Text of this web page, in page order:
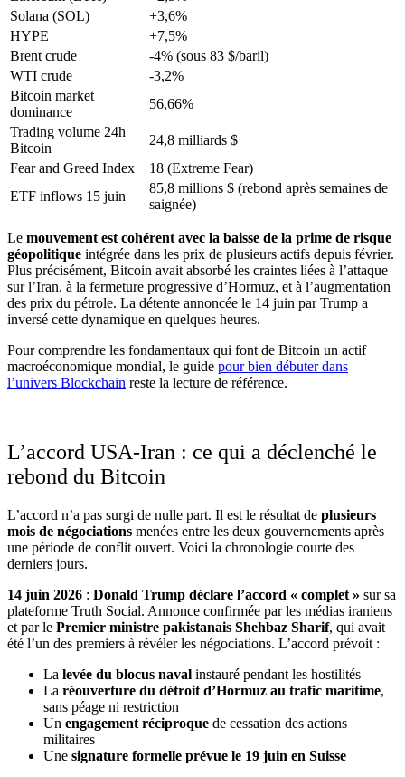
Solana (SOL)
+3,6%
HYPE
+7,5%
Brent crude
-4% (sous 83 $/baril)
WTI crude
-3,2%
Bitcoin market
dominance
56,66%
Trading volume 24h
Bitcoin
24,8 milliards $
Fear and Greed Index
18 (Extreme Fear)
ETF inflows 15 juin
85,8 millions $ (rebond après semaines de
saignée)
Le mouvement est cohérent avec la baisse de la prime de risque
géopolitique intégrée dans les prix de plusieurs actifs depuis février.
Plus précisément, Bitcoin avait absorbé les craintes liées à l’attaque
sur l’Iran, à la fermeture progressive d’Hormuz, et à l’augmentation
des prix du pétrole. La détente annoncée le 14 juin par Trump a
inversé cette dynamique en quelques heures.
Pour comprendre les fondamentaux qui font de Bitcoin un actif
macroéconomique mondial, le guide pour bien débuter dans
l’univers Blockchain reste la lecture de référence.
L’accord USA-Iran : ce qui a déclenché le
rebond du Bitcoin
L’accord n’a pas surgi de nulle part. Il est le résultat de plusieurs
mois de négociations menées entre les deux gouvernements après
une période de conflit ouvert. Voici la chronologie courte des
derniers jours.
14 juin 2026 : Donald Trump déclare l’accord « complet » sur sa
plateforme Truth Social. Annonce confirmée par les médias iraniens
et par le Premier ministre pakistanais Shehbaz Sharif, qui avait
été l’un des premiers à révéler les négociations. L’accord prévoit :
La levée du blocus naval instauré pendant les hostilités
La réouverture du détroit d’Hormuz au trafic maritime,
sans péage ni restriction
Un engagement réciproque de cessation des actions
militaires
Une signature formelle prévue le 19 juin en Suisse